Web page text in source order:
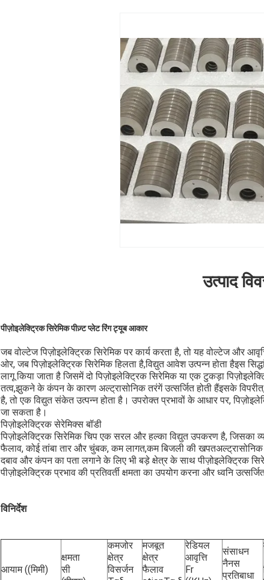
उत्पाद
पीज़ोइलेक्ट्रिक सिरेमिक पीज़्ट प्लेट रिंग ट्यूब आकार
जब वोल्टेज पिज़ोइलेक्ट्रिक सिरेमिक पर कार्य करता है, तो यह वोल्टेज और
ओर, जब पिज़ोइलेक्ट्रिक सिरेमिक हिलता है,विद्युत आवेश उत्पन्न होता हैइस
लागू किया जाता है जिसमें दो पिज़ोइलेक्ट्रिक सिरेमिक या एक टुकड़ा
तत्व,झुकने के कंपन के कारण अल्ट्रासोनिक तरंगें उत्सर्जित होती हैंइसके
है, तो एक विद्युत संकेत उत्पन्न होता है। उपरोक्त प्रभावों के आधार पर,
जा सकता है।
पिज़ोइलेक्ट्रिक सेरेमिक्स बॉडी
पिज़ोइलेक्ट्रिक सिरेमिक चिप एक सरल और हल्का विद्युत उपकरण है, जिसका
फैलाव, कोई तांबा तार और चुंबक, कम लागत,कम बिजली की
दबाव और कंपन का पता लगाने के लिए भी बड़े क्षेत्र के साथ पीज़ोइलेक्ट्रिक
पीज़ोइलेक्ट्रिक प्रभाव की प्रतिवर्ती क्षमता का उपयोग करना और ध्वनि
विनिर्देश
आयाम ((मिमी)
क्षमता
सी
कमजोर
क्षेत्र
विसर्जन
मजबूत
क्षेत्र
फैलाव
रेडियल
आवृत्ति
Fr
संसाधन
नैनस
प्रतिबाधा